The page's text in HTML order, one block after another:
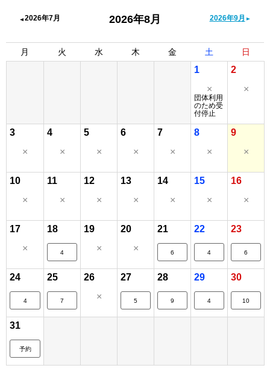
2026年8月
2026年7月 2026年9月
月 火 水 木 金 土 日
1
×
団体利用
のため受
付停止
2
×
3
×
4
×
5
×
6
×
7
×
8
×
9
×
10
×
11
×
12
×
13
×
14
×
15
×
16
×
17
×
18
4
19
×
20
×
21
6
22
4
23
6
24
4
25
7
26
×
27
5
28
9
29
4
30
10
31
予約